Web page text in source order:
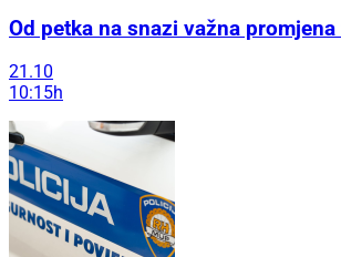
Od petka na snazi važna
21.10
10:15h